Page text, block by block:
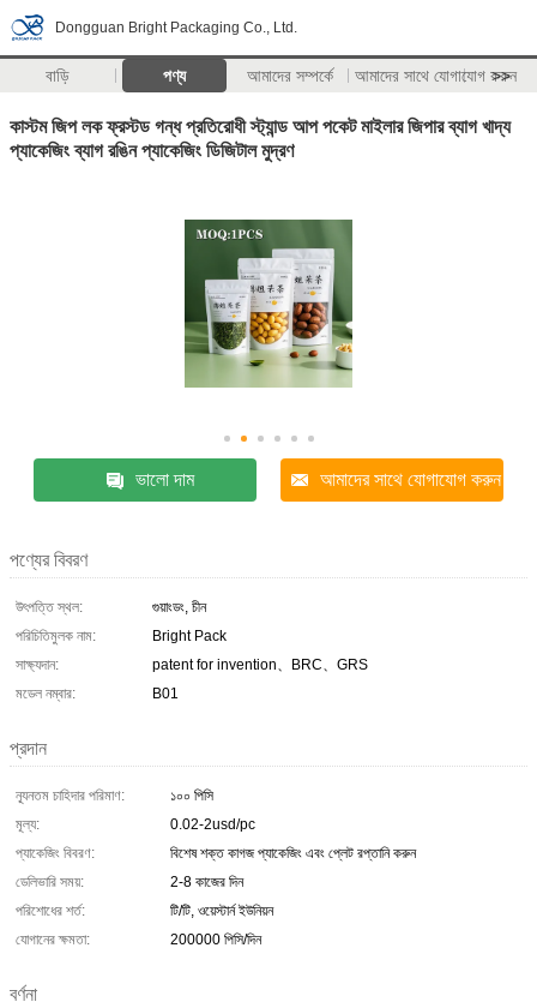
Dongguan Bright Packaging Co., Ltd.
বাড়ি পণ্য আমাদের সম্পর্কে আমাদের সাথে যোগাযোগ করুন
>>
কাস্টম জিপ লক ফ্রস্টড গন্ধ প্রতিরোধী স্ট্যান্ড আপ পকেট মাইলার জিপার ব্যাগ খাদ্য
প্যাকেজিং ব্যাগ রঙিন প্যাকেজিং ডিজিটাল মুদ্রণ
ভালো দাম আমাদের সাথে যোগাযোগ করুন
পণ্যের বিবরণ
উৎপত্তি স্থল:
গুয়াংডং, চীন
পরিচিতিমুলক নাম:
Bright Pack
সাক্ষ্যদান:
patent for invention、BRC、GRS
মডেল নম্বার:
B01
প্রদান
ন্যূনতম চাহিদার পরিমাণ:
১০০ পিসি
মূল্য:
0.02-2usd/pc
প্যাকেজিং বিবরণ:
বিশেষ শক্ত কাগজ প্যাকেজিং এবং প্লেট রপ্তানি করুন
ডেলিভারি সময়:
2-8 কাজের দিন
পরিশোধের শর্ত:
টি/টি, ওয়েস্টার্ন ইউনিয়ন
যোগানের ক্ষমতা:
200000 পিসি/দিন
বর্ণনা